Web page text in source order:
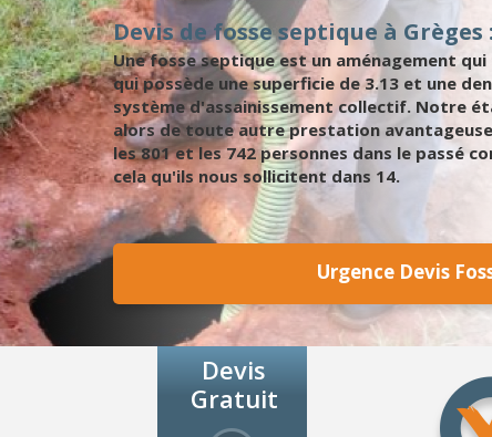
Devis de fosse septique à
Une fosse septique est un aménagement
qui possède une superficie de 3.13 et une
système d'assainissement collectif. Notre
alors de toute autre prestation
les 801 et les 742 personnes dans le passé
cela qu'ils nous sollicitent dans 14.
Urgence Devis
Devis
Gratuit